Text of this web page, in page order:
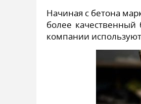
Начиная с бетона
более качественный
компании